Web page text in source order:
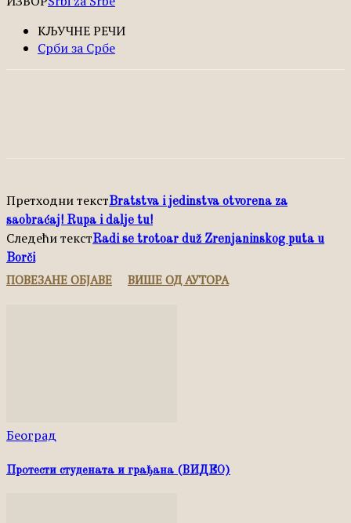
КЉУЧНЕ РЕЧИ
Срби за Србе
Претходни текстBratstva i jedinstva otvorena za
saobraćaj! Rupa i dalje tu!
Следећи текстRadi se trotoar duž Zrenjaninskog puta u
Borči
ПОВЕЗАНЕ ОБЈАВЕ ВИШЕ ОД АУТОРА
Београд
Протести студената и грађана (ВИДЕО)